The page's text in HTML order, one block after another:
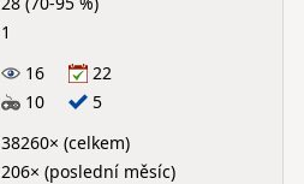
1
16
22
10
5
38260× (celkem)
206× (poslední měsíc)